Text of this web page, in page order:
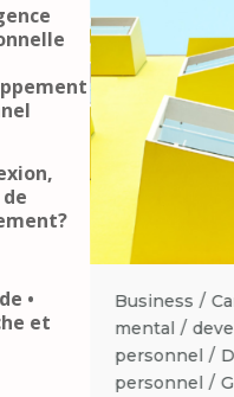
•
et
Business
mental
personnel
personnel